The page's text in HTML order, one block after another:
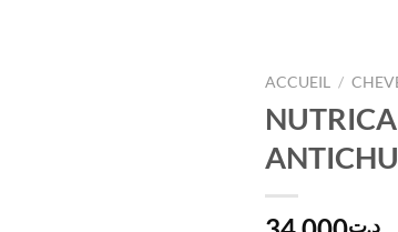
ACCUEIL /
د.ت